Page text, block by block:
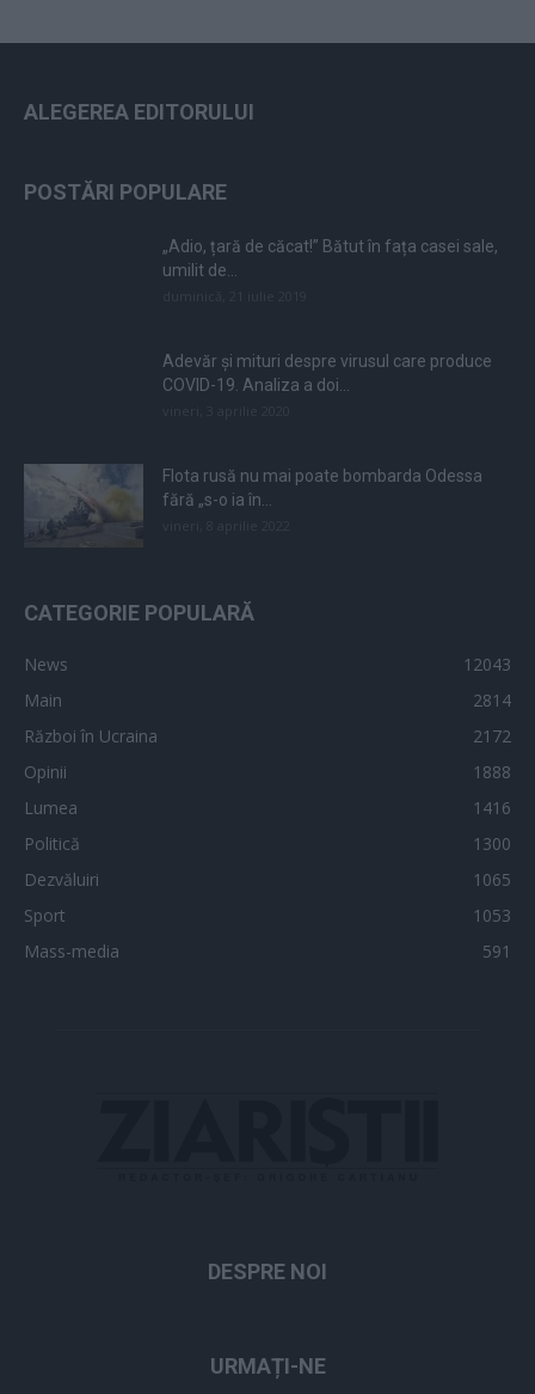
ALEGEREA EDITORULUI
POSTĂRI POPULARE
„Adio, țară de căcat!” Bătut în fața casei sale,
umilit de...
Adevăr și mituri despre virusul care produce
COVID-19. Analiza a doi...
Flota rusă nu mai poate bombarda Odessa
fără „s-o ia în...
CATEGORIE POPULARĂ
News
12043
Main
2814
Război în Ucraina
2172
Opinii
1888
Lumea
1416
Politică
1300
Dezvăluiri
1065
Sport
1053
Mass-media
591
DESPRE NOI
URMAȚI-NE